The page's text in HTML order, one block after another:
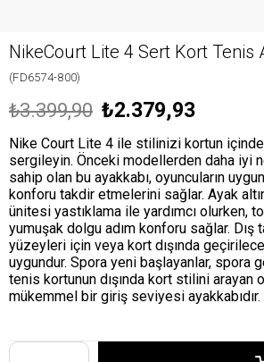
NikeCourt Lite 4 Sert Kort Tenis
(FD6574-800)
₺3.399,90 ₺2.379,93
Nike Court Lite 4 ile stilinizi kortun içinde
sergileyin. Önceki modellerden daha iyi
sahip olan bu ayakkabı, oyuncuların
konforu takdir etmelerini sağlar. Ayak
ünitesi yastıklama ile yardımcı olurken,
yumuşak dolgu adım konforu sağlar. Dış
yüzeyleri için veya kort dışında
uygundur. Spora yeni başlayanlar, spora
tenis kortunun dışında kort stilini arayan
mükemmel bir giriş seviyesi ayakkabıdır.